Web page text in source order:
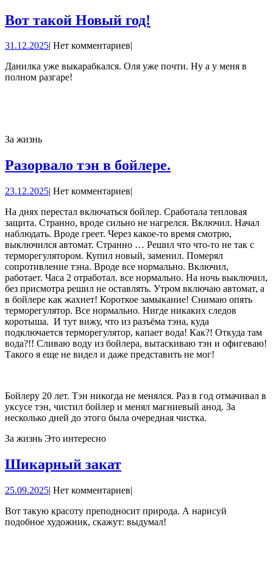
Вот такой Новый год!
год!
31.12.202531.12.2025
| Нет комментариев|
Данилка уже выкарабкался. Оля уже почти. Ну а у меня в
полном разгаре!
За жизнь
Разорвало тэн в бойлере.
бойлере.
23.12.202523.12.2025
| Нет комментариев|
На днях перестал включаться бойлер. Сработала тепловая
защита. Странно, вроде сильно не нагрелся. Включил. Начал
наблюдать. Вроде греет. Через какое-то время смотрю,
выключился автомат. Странно … Решил что что-то не так с
терморегулятором. Купил новый, заменил. Померял
сопротивление тэна. Вроде все нормально. Включил,
работает. Часа 2 отработал. все нормально. На ночь выключил,
без присмотра решил не оставлять. Утром включаю автомат, а
в бойлере как жахнет! Короткое замыкание! Снимаю опять
терморегулятор. Все нормально. Нигде никаких следов
коротыша. И тут вижу, что из разъёма тэна, куда
подключается терморегулятор, капает вода! Как?! Откуда там
вода?!! Сливаю воду из бойлера, вытаскиваю тэн и офигеваю!
Такого я еще не видел и даже представить не мог!
Бойлеру 20 лет. Тэн никогда не менялся. Раз в год отмачивал в
уксусе тэн, чистил бойлер и менял магниевый анод. За
несколько дней до этого была очередная чистка.
За жизнь Это интересно
Шикарный закатШикарный
25.09.202525.09.2025
| Нет комментариев|
Вот такую красоту преподносит природа. А нарисуй
подобное художник, скажут: выдумал!